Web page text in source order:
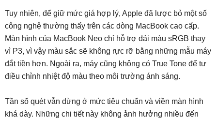
Tuy nhiên, để giữ mức giá hợp lý, Apple đã lược bỏ một số
công nghệ thường thấy trên các dòng MacBook cao cấp.
Màn hình của MacBook Neo chỉ hỗ trợ dải màu sRGB thay
vì P3, vì vậy màu sắc sẽ không rực rỡ bằng những mẫu máy
đắt tiền hơn. Ngoài ra, máy cũng không có True Tone để tự
điều chỉnh nhiệt độ màu theo môi trường ánh sáng.
Tần số quét vẫn dừng ở mức tiêu chuẩn và viền màn hình
khá dày. Những chi tiết này không ảnh hưởng nhiều đến